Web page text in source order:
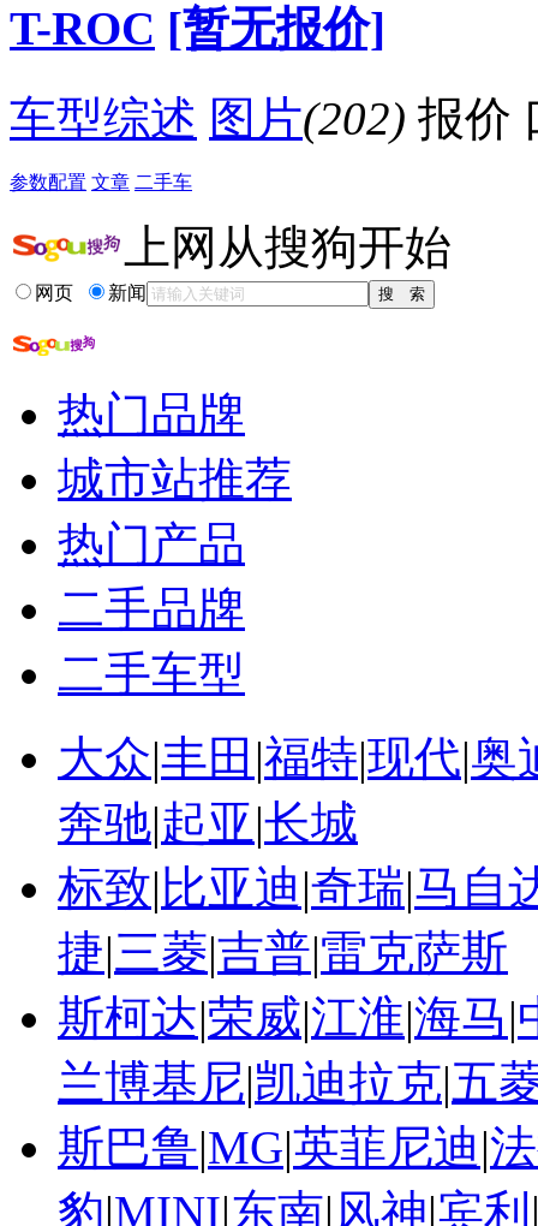
T-ROC [暂无报价]
车型综述 图片(202) 报价
参数配置 文章 二手车
上网从搜狗开始
网页 新闻
热门品牌
城市站推荐
热门产品
二手品牌
二手车型
大众|丰田 |福特|现代|奥
奔驰|起亚|长城
标致| 比亚迪|奇瑞|马自
捷|三菱|吉普|雷克萨斯
斯柯达|荣威|江淮|海马|
兰博基尼|凯迪拉克|五
斯巴鲁|MG|英菲尼迪|
豹|MINI|东南|风神|宾利